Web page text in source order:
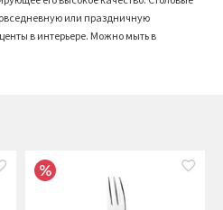
или праздничную
в интерьере. Можно мыть в